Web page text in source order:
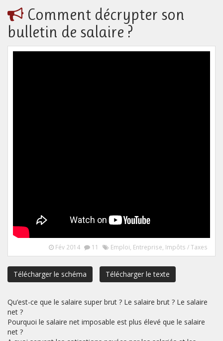
Comment décrypter son
bulletin de salaire ?
Fév 2014 11 Emploi Entreprise Impôts / Taxes
Télécharger le schéma Télécharger le texte
Qu’est-ce que le salaire super brut ? Le salaire brut ? Le salaire
net ?
Pourquoi le salaire net imposable est plus élevé que le salaire
net ?